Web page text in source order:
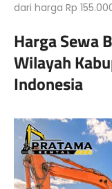
dari harga Rp
Harga Sewa
Wilayah
Indonesia